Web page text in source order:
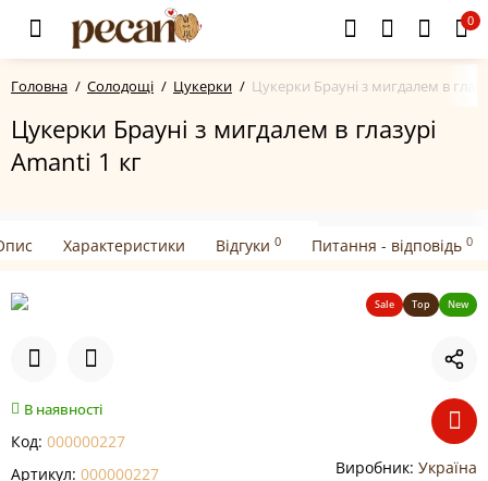
0
Головна Солодощі Цукерки Цукерки Брауні з мигдалем в
Цукерки Брауні з мигдалем в глазурі
Amanti 1 кг
Характеристики Відгуки 0 Питання - відповідь 0
Sale Top New
В наявності
Код: 000000227
Артикул: 000000227 Виробник: Україна